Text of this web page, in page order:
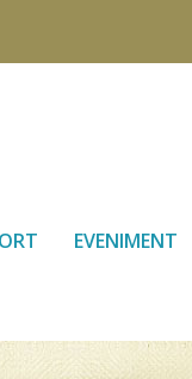
EVENIMENT